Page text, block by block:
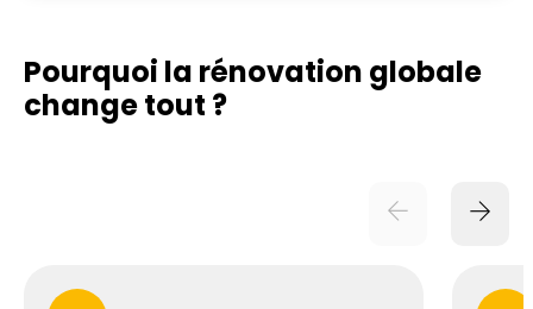
Pourquoi la rénovation globale
change tout ?